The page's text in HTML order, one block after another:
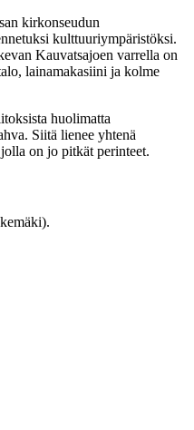
kirkonseudun
kulttuuriympäristöksi.
Kauvatsajoen varrella on
lainamakasiini ja kolme
huolimatta
Siitä lienee yhtenä
on jo pitkät perinteet.